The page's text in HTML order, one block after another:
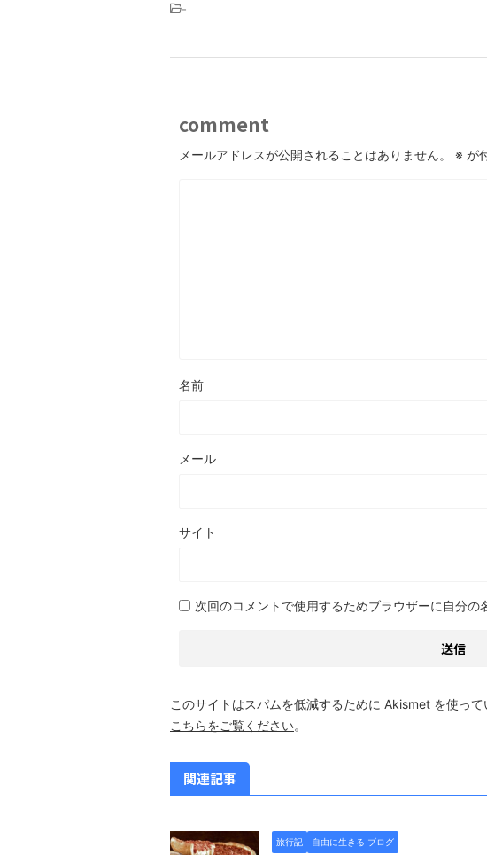
-
comment
メールアドレスが公開されることはありません。 ※ が
名前
メール
サイト
次回のコメントで使用するためブラウザーに自分の
このサイトはスパムを低減するために Akismet を使って
こちらをご覧ください。
関連記事
旅行記 自由に生きる ブログ